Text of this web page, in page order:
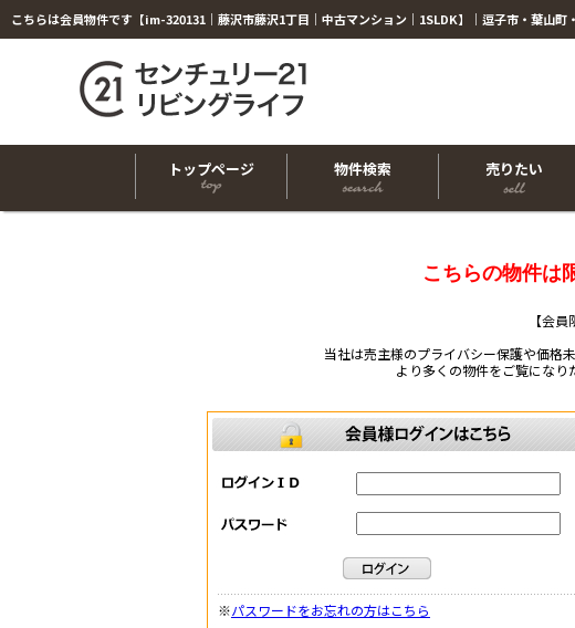
トップページ 物件検索 売りたい
こちらの物件は
【会
当社は売主様のプライバシー保護や価格
より多くの物件をご覧になり
※パスワードをお忘れの方はこちら